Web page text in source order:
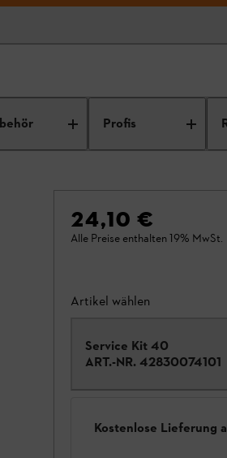
Profis
24,10 €
Alle Preise enthalten 19% MwSt.
Artikel wählen
Service Kit 40
ART.-NR. 42830074101
Kostenlose Lieferung